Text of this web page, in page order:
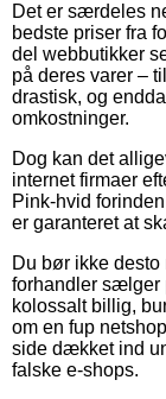
Det er særdeles
bedste priser fra
del webbutikker
på deres varer –
drastisk, og
omkostninger.
Dog kan det
internet firmaer
Pink-hvid
er garanteret at
Du bør ikke
forhandler sælger
kolossalt billig,
om en fup
side dækket ind
falske e-shops.